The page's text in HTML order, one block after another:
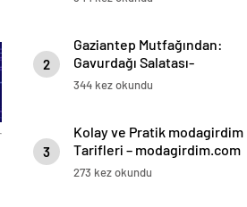
2
Gaziantep Mutfağından:
Gavurdağı Salatası-
modagirdim.com
344 kez okundu
3
Kolay ve Pratik modagirdim
Tarifleri – modagirdim.com
273 kez okundu